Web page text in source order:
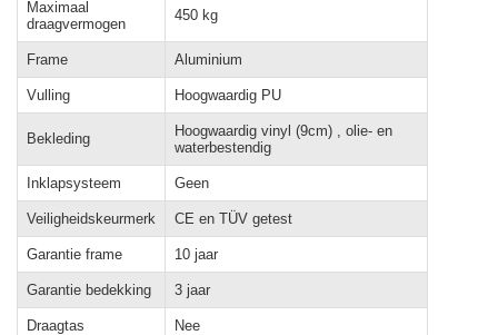
Maximaal
draagvermogen
450 kg
Frame Aluminium
Vulling Hoogwaardig PU
Bekleding
Hoogwaardig vinyl (9cm) , olie- en
waterbestendig
Inklapsysteem Geen
Veiligheidskeurmerk CE en TÜV getest
Garantie frame 10 jaar
Garantie bedekking 3 jaar
Draagtas Nee